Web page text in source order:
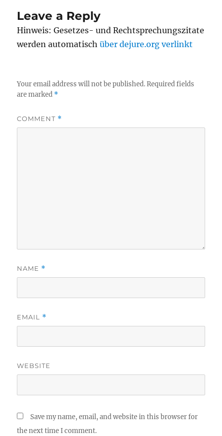
Leave a Reply
Hinweis: Gesetzes- und Rechtsprechungszitate
werden automatischüber dejure.org verlinkt
Your email address will not be published. Required fields
are marked *
COMMENT *
NAME *
EMAIL *
WEBSITE
Save my name, email, and website in this browser for
the next time I comment.